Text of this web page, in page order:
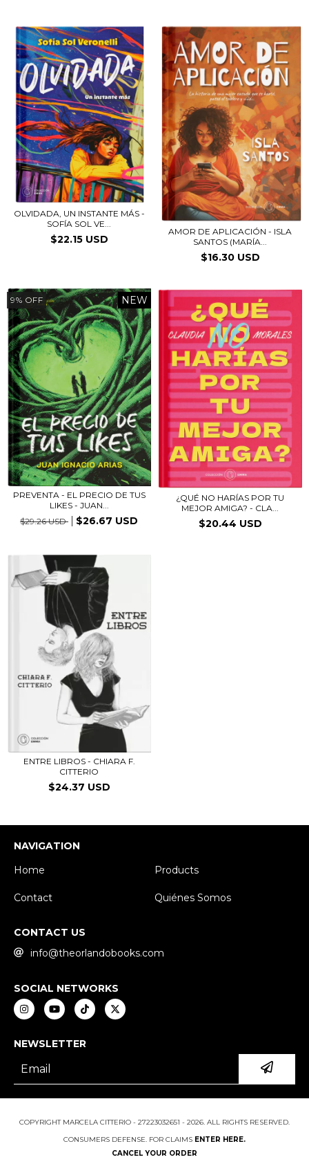
OLVIDADA, UN INSTANTE MÁS -
SOFÍA SOL VE...
$22.15 USD
AMOR DE APLICACIÓN - ISLA
SANTOS (MARÍA...
$16.30 USD
9% OFF NEW
PREVENTA - EL PRECIO DE TUS
LIKES - JUAN...
$29.26 USD
$26.67 USD
¿QUÉ NO HARÍAS POR TU
MEJOR AMIGA? - CLA...
$20.44 USD
ENTRE LIBROS - CHIARA F.
CITTERIO
$24.37 USD
NAVIGATION
Home
Products
Contact Quiénes Somos
CONTACT US
info@theorlandobooks.com
SOCIAL NETWORKS
NEWSLETTER
COPYRIGHT MARCELA CITTERIO - 27223032651 - 2026. ALL RIGHTS RESERVED.
CONSUMERS DEFENSE. FOR CLAIMS ENTER HERE.
CANCEL YOUR ORDER